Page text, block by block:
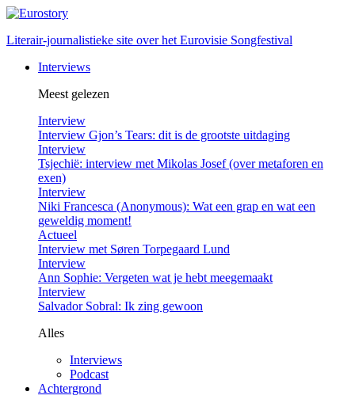
Literair-journalistieke site over het Eurovisie Songfestival
Interviews
Meest gelezen
Interview
Interview Gjon’s Tears: dit is de grootste uitdaging
Interview
Tsjechië: interview met Mikolas Josef (over metaforen en
exen)
Interview
Niki Francesca (Anonymous): Wat een grap en wat een
geweldig moment!
Actueel
Interview met Søren Torpegaard Lund
Interview
Ann Sophie: Vergeten wat je hebt meegemaakt
Interview
Salvador Sobral: Ik zing gewoon
Alles
Interviews
Podcast
Achtergrond